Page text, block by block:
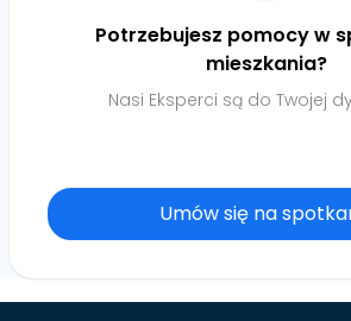
Potrzebujesz pomocy w
mieszkania?
Nasi Eksperci są do Twojej
Umów się na